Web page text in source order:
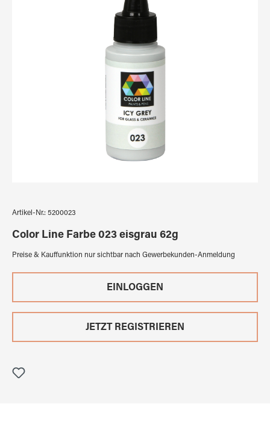
Artikel-Nr.: 5200023
Color Line Farbe 023 eisgrau 62g
Preise & Kauffunktion nur sichtbar nach Gewerbekunden-Anmeldung
EINLOGGEN
JETZT REGISTRIEREN